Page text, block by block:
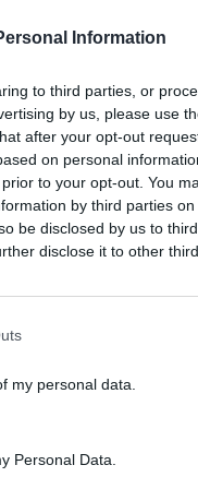
Information
to third parties, or
by us, please use
after your opt-out
on personal
to your opt-out. You
by third parties on
be disclosed by us to
disclose it to other
my personal data.
Personal Data.
z łóżkiem
typu Deluxe, Czteroosobowy
Parking
Faks
Niedawno